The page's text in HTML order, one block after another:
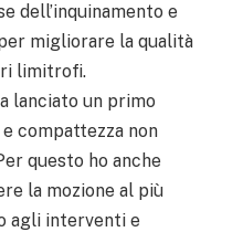
dell’inquinamento e
migliorare la qualità
limitrofi.
lanciato un primo
compattezza non
questo ho anche
la mozione al più
agli interventi e